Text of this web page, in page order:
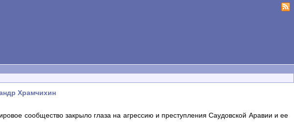
Храмчихин
сообщество закрыло глаза на агрессию и преступления Саудовской Аравии и ее